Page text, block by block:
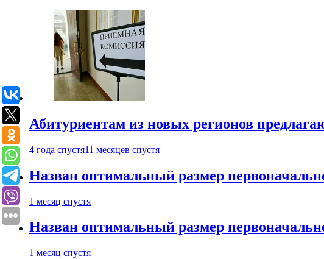
Абитуриентам из новых регионов
4 года спустя11 месяцев спустя
Назван оптимальный размер
1 месяц спустя
Назван оптимальный размер
1 месяц спустя